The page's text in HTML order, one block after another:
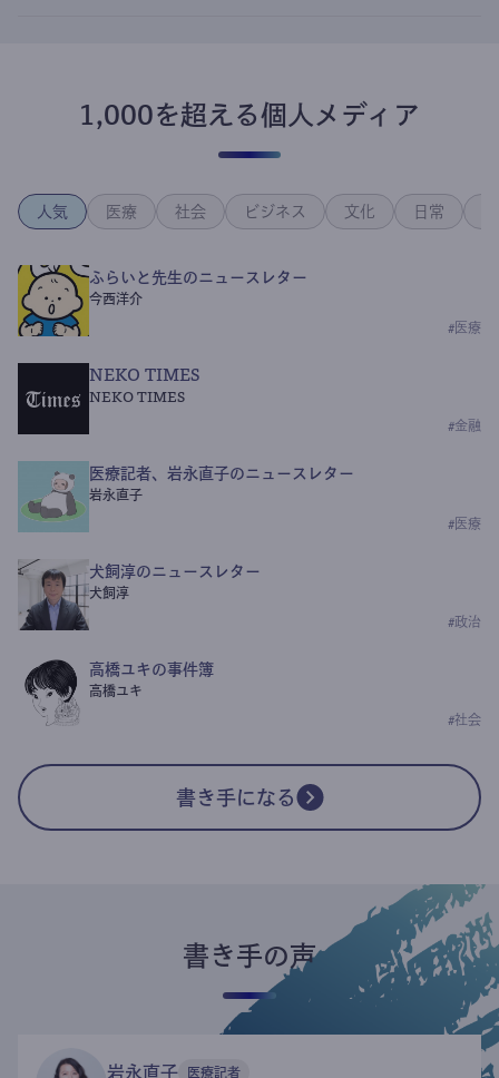
1,000を超える個人メディア
人気 医療 社会 ビジネス 文化 日常
ふらいと先生のニュースレター
今西洋介
# 医療
NEKO TIMES
NEKO TIMES
#金融
医療記者、岩永直子のニュースレター
岩永直子
# 医療
犬飼淳のニュースレター
犬飼淳
#政治
高橋ユキの事件簿
高橋ユキ
#社会
書き手になる
書き手の声
岩永直子 医療記者